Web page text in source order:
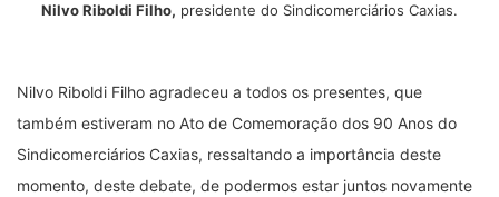
Nilvo Riboldi Filho, presidente do Sindicomerciários Caxias.
Nilvo Riboldi Filho agradeceu a todos os presentes, que
também estiveram no Ato de Comemoração dos 90 Anos do
Sindicomerciários Caxias, ressaltando a importância deste
momento, deste debate, de podermos estar juntos novamente